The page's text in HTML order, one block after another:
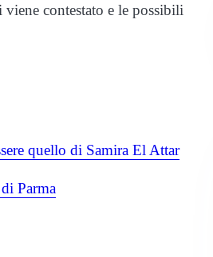
contestato e le possibili
quello di Samira El Attar
Parma